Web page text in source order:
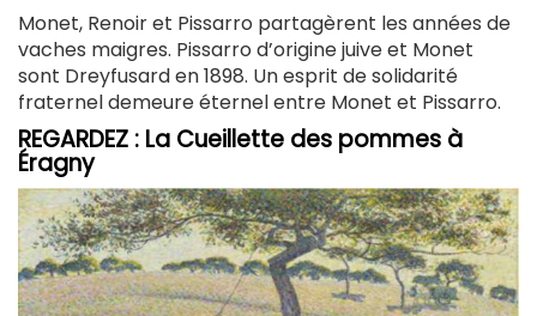
Monet, Renoir et Pissarro partagèrent les années de
vaches maigres. Pissarro d’origine juive et Monet
sont Dreyfusard en 1898. Un esprit de solidarité
fraternel demeure éternel entre Monet et Pissarro.
REGARDEZ : La Cueillette des pommes à
Éragny